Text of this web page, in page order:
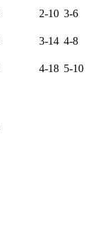
2-10 3-6
3-14 4-8
4-18 5-10